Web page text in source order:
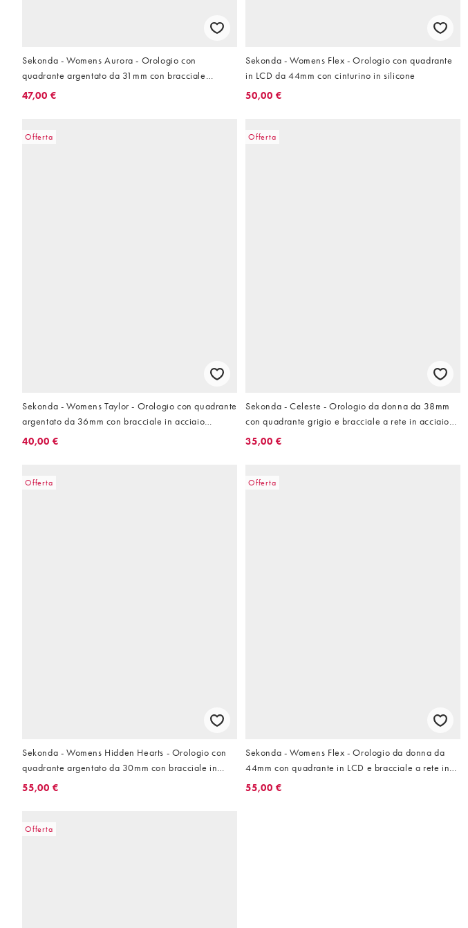
Sekonda - Womens Aurora - Orologio con
quadrante argentato da 31mm con bracciale
semirigido in lega di metalli
47,00 €
Sekonda - Womens Flex - Orologio con quadrante
in LCD da 44mm con cinturino in silicone
50,00 €
Offerta
Sekonda - Womens Taylor - Orologio con quadrante
argentato da 36mm con bracciale in acciaio
inossidabile
40,00 €
Offerta
Sekonda - Celeste - Orologio da donna da 38mm
con quadrante grigio e bracciale a rete in acciaio
inossidabile
35,00 €
Offerta
Sekonda - Womens Hidden Hearts - Orologio con
quadrante argentato da 30mm con bracciale in
lega di metalli
55,00 €
Offerta
Sekonda - Womens Flex - Orologio da donna da
44mm con quadrante in LCD e bracciale a rete in
acciaio inossidabile
55,00 €
Offerta